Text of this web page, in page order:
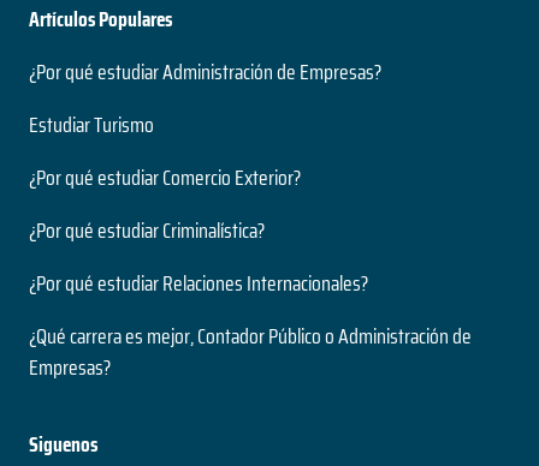
Artículos Populares
¿Por qué estudiar Administración de Empresas?
Estudiar Turismo
¿Por qué estudiar Comercio Exterior?
¿Por qué estudiar Criminalística?
¿Por qué estudiar Relaciones Internacionales?
¿Qué carrera es mejor, Contador Público o Administración de
Empresas?
Siguenos